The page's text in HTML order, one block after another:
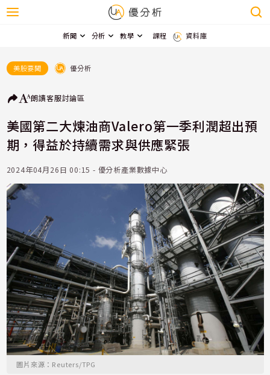
新聞 分析 教學 課程 資料庫
美股要聞 優分析
朗讀客服討論區
美國第二大煉油商Valero第一季利潤超出預
期，得益於持續需求與供應緊張
2024年04月26日 00:15 - 優分析產業數據中心
圖片來源：Reuters/TPG